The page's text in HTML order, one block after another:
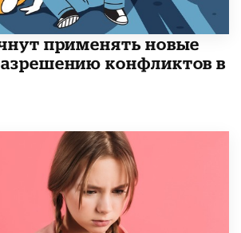
применять новые
конфликтов в